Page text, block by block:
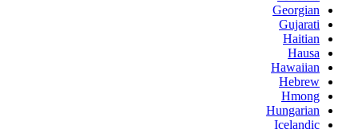
Georgian
Gujarati
Haitian
Hausa
Hawaiian
Hebrew
Hmong
Hungarian
Icelandic